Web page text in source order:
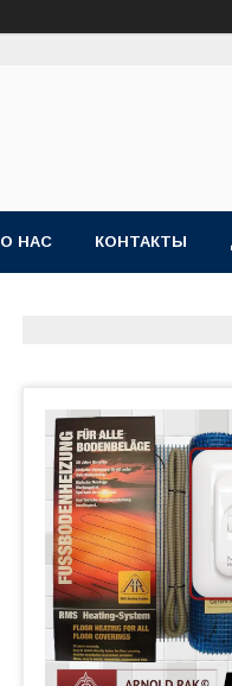
О НАС КОНТАКТЫ